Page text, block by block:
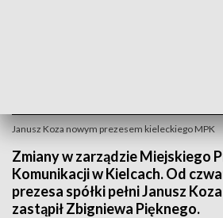
Janusz Koza nowym prezesem kieleckiego MPK
Zmiany w zarządzie Miejskiego
Komunikacji w Kielcach. Od
prezesa spółki pełni Janusz
zastąpił Zbigniewa Pięknego.